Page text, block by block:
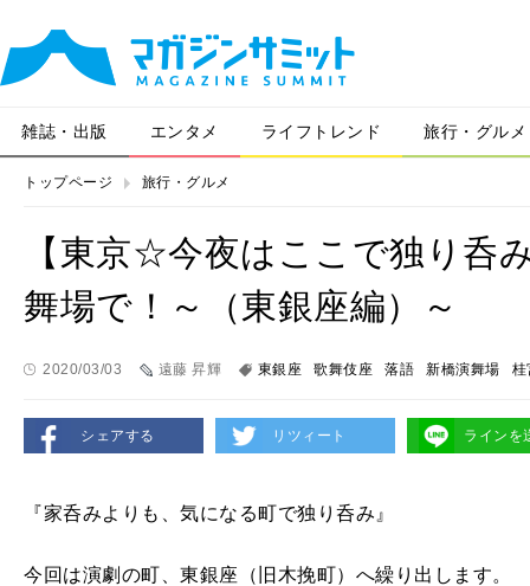
雑誌・出版 エンタメ ライフトレンド 旅行・グルメ
トップページ 旅行・グルメ
【東京☆今夜はここで独り呑
舞場で！～（東銀座編）～
2020/03/03 遠藤 昇輝 東銀座 歌舞伎座 落語 新橋演舞場 桂
シェアする リツィート ラインを
『家呑みよりも、気になる町で独り呑み』
今回は演劇の町、東銀座（旧木挽町）へ繰り出します。